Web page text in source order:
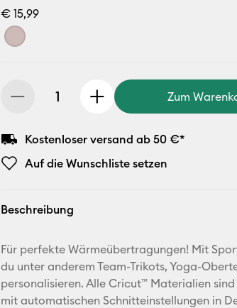
€ 15,99
Zum
Kostenloser versand ab 50 €*
Auf die Wunschliste setzen
Beschreibung
Für perfekte Wärmeübertragungen! Mit
du unter anderem Team-Trikots, Yoga-
personalisieren. Alle Cricut™ Materialien
mit automatischen Schnitteinstellungen in